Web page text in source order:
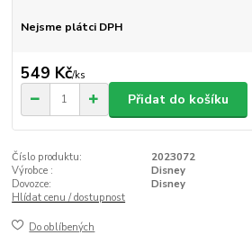
Nejsme plátci DPH
549 Kč/ks
Přidat do košíku
Číslo produktu:
2023072
Výrobce :
Disney
Dovozce:
Disney
Hlídat cenu / dostupnost
Do oblíbených